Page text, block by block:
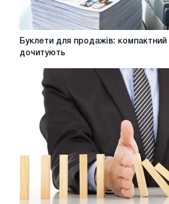
Буклети
компактний
матеріал,
дочитують
Буклети для продажів: компактний
дочитують